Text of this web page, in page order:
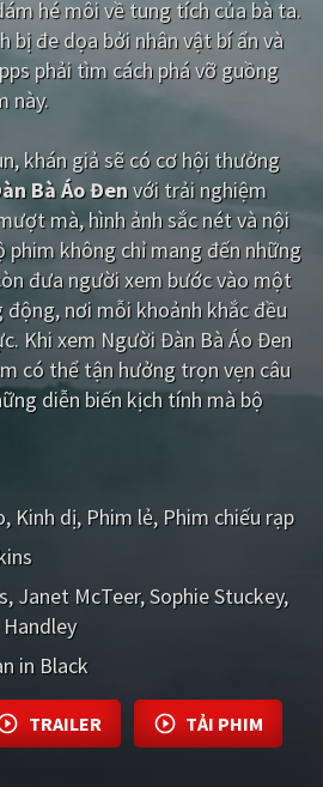
Gia đình
DramaTV
Trung Quốc - Hồng Kông
Nhật Bản
Việt Nam
hé môi về tung tích của bà ta.
bị đe dọa bởi nhân vật bí ẩn và
phải tìm cách phá vỡ guồng
này.
, khán giả sẽ có cơ hội thưởng
Bà Áo Đenvới trải nghiệm
mà, hình ảnh sắc nét và nội
phim không chỉ mang đến những
đưa người xem bước vào một
nơi mỗi khoảnh khắc đều
Khi xem Người Đàn Bà Áo Đen
có thể tận hưởng trọn vẹn câu
diễn biến kịch tính mà bộ
Kinh dị Phim lẻ Phim chiếu rạp
Janet McTeer Sophie Stuckey
in Black
TRAILER TẢI PHIM